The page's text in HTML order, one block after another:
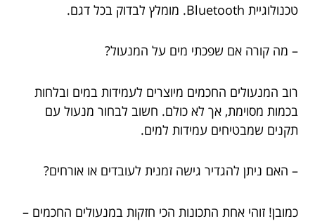
טכנולוגיית Bluetooth. מומלץ לבדוק בכל דגם.
– מה קורה אם שפכתי מים על המנעול?
רוב המנעולים החכמים מיוצרים לעמידות במים ובלחות
בכמות מסוימת, אך לא כולם. חשוב לבחור מנעול עם
תקנים שמבטיחים עמידות למים.
– האם ניתן להגדיר גישה זמנית לעובדים או אורחים?
כמובן! זוהי אחת התכונות הכי חזקות במנעולים החכמים –